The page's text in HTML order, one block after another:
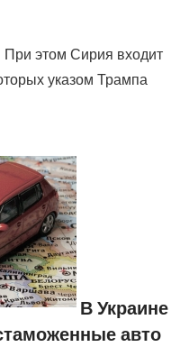
При этом Сирия входит
указом Трампа
В Украине
авто